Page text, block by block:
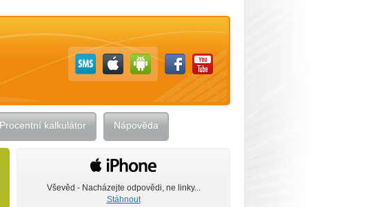
Procentní kalkulátor Nápověda
Vševěd - Nacházejte odpovědi, ne linky...
Stáhnout